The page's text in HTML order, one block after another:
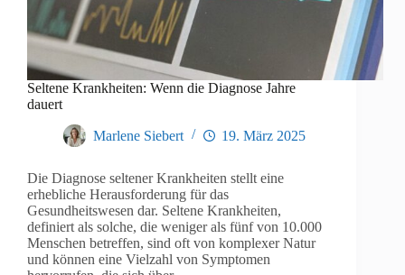
Seltene Krankheiten: Wenn die Diagnose Jahre
dauert
Marlene Siebert 19. März 2025
Die Diagnose seltener Krankheiten stellt eine
erhebliche Herausforderung für das
Gesundheitswesen dar. Seltene Krankheiten,
definiert als solche, die weniger als fünf von 10.000
Menschen betreffen, sind oft von komplexer Natur
und können eine Vielzahl von Symptomen